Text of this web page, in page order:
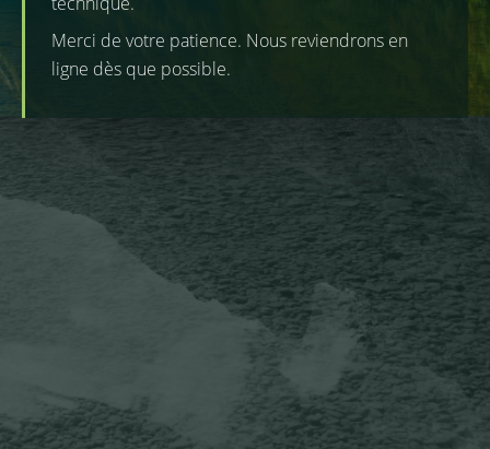
Merci de votre patience. Nous reviendrons en
ligne dès que possible.